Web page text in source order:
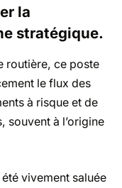
la
stratégique.
routière, ce poste
le flux des
à risque et de
souvent à l’origine
vivement saluée